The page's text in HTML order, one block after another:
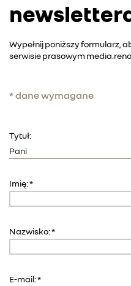
Wypełnij poniższy formularz,
serwisie prasowym
* dane wymagane
Tytuł:
Imię: *
Nazwisko: *
E-mail: *